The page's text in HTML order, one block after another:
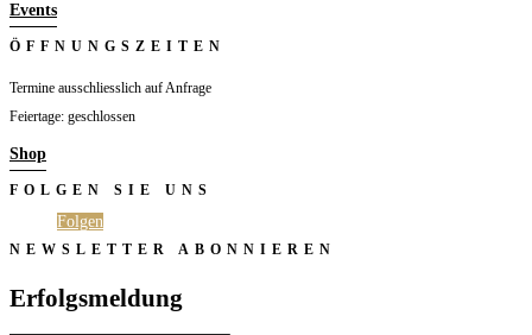
Events
ÖFFNUNGSZEITEN
Termine ausschliesslich auf Anfrage
Feiertage: geschlossen
Shop
FOLGEN SIE UNS
Folgen
NEWSLETTER ABONNIEREN
Erfolgsmeldung